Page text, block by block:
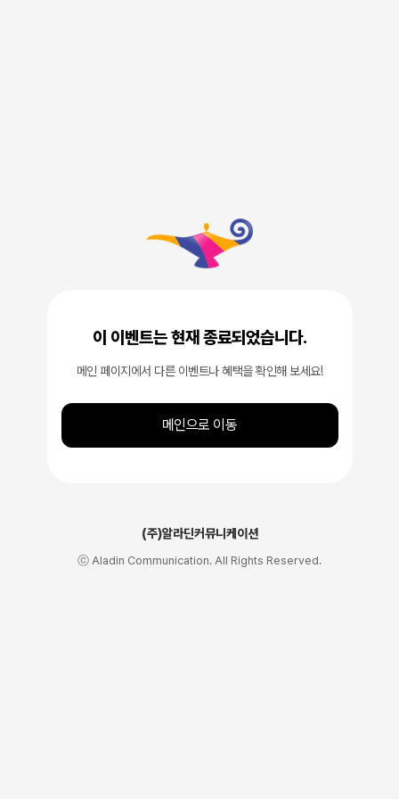
이 이벤트는 현재 종료되었습니다.
메인 페이지에서 다른 이벤트나 혜택을 확인해 보세요!
메인으로 이동
(주)알라딘커뮤니케이션
ⓒ Aladin Communication. All Rights Reserved.